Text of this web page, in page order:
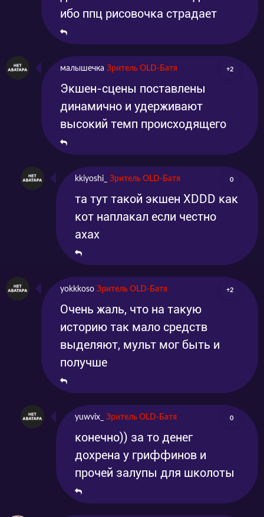
ибо ппц рисовочка страдает
малышечка Зритель OLD-Батя +2
Экшен-сцены поставлены
динамично и удерживают
высокий темп происходящего
kkiyoshi_ Зритель OLD-Батя 0
та тут такой экшен XDDD как
кот наплакал если честно
ахах
yokkkoso Зритель OLD-Батя +2
Очень жаль, что на такую
историю так мало средств
выделяют, мульт мог быть и
получше
yuwvix_ Зритель OLD-Батя 0
конечно)) за то денег
дохрена у гриффинов и
прочей залупы для школоты